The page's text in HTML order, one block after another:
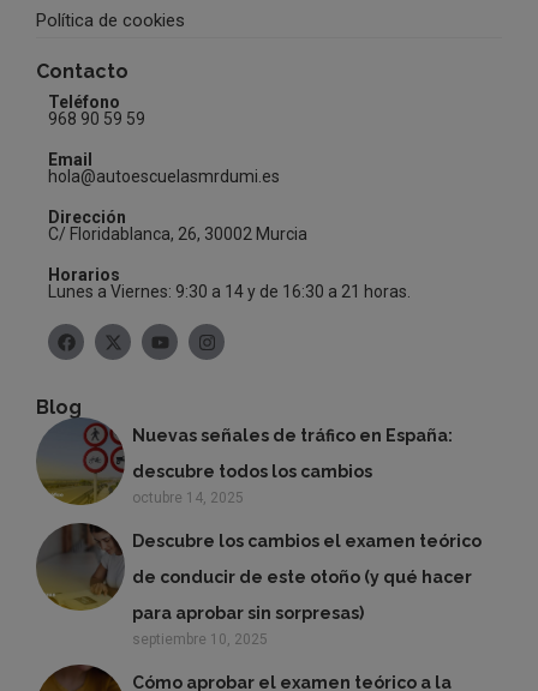
Política de cookies
Contacto
Teléfono
968 90 59 59
Email
hola@autoescuelasmrdumi.es
Dirección
C/ Floridablanca, 26, 30002 Murcia
Horarios
Lunes a Viernes: 9:30 a 14 y de 16:30 a 21 horas.
Blog
Nuevas señales de tráfico en España:
descubre todos los cambios
octubre 14, 2025
Descubre los cambios el examen teórico
de conducir de este otoño (y qué hacer
para aprobar sin sorpresas)
septiembre 10, 2025
Cómo aprobar el examen teórico a la